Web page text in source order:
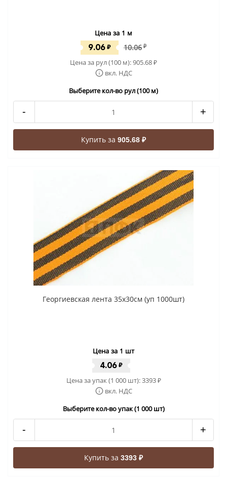
Цена за 1 м
9.06₽ 10.06 ₽
Цена за рул (100 м):905.68₽
вкл. НДС
Выберите кол-во рул (100 м)
- +
Купить за 905.68 ₽
Георгиевская лента 35x30cм (уп 1000шт)
Цена за 1 шт
4.06 ₽
Цена за упак (1 000 шт):3393₽
вкл. НДС
Выберите кол-во упак (1 000 шт)
- +
Купить за 3393 ₽